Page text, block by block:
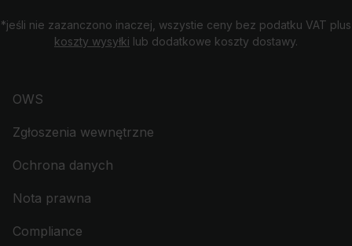
*jeśli nie zazanczono inaczej, wszystie ceny bez podatku VAT plus
koszty wysyłki lub dodatkowe koszty dostawy.
OWS
Zgłoszenia wewnętrzne
Ochrona danych
Nota prawna
Compliance